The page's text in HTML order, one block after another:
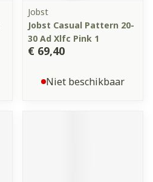
Jobst
Jobst Casual Pattern 20-
30 Ad Xlfc Pink 1
€ 69,40
Niet beschikbaar